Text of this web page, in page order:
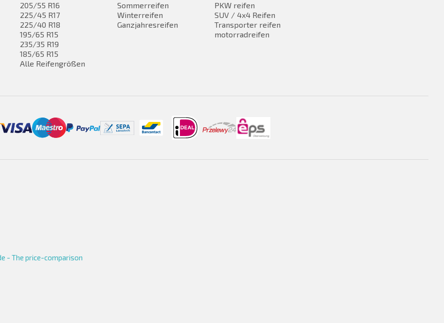
205/55 R16
225/45 R17
225/40 R18
195/65 R15
235/35 R19
185/65 R15
Alle Reifengrößen
Sommerreifen
Winterreifen
Ganzjahresreifen
PKW reifen
SUV / 4x4 Reifen
Transporter reifen
motorradreifen